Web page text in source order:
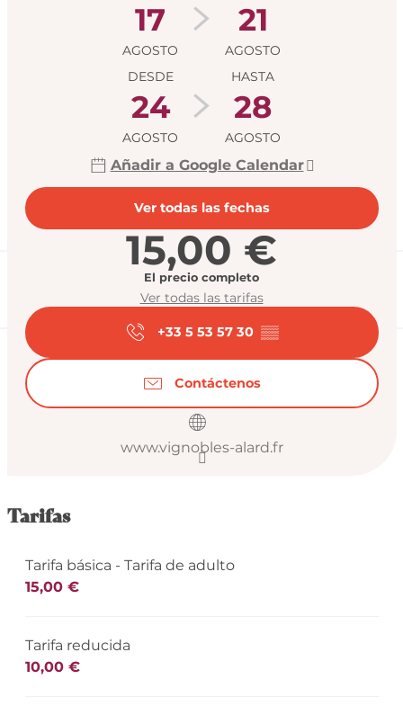
17
AGOSTO
21
AGOSTO
DESDE
24
AGOSTO
HASTA
28
AGOSTO
Añadir a Google Calendar
Ver todas las fechas
15,00 €
El precio completo
Ver todas las tarifas
+33 5 53 57 30 ▒▒
Contáctenos
www.vignobles-alard.fr
Tarifas
Tarifa básica - Tarifa de adulto
15,00 €
Tarifa reducida
10,00 €